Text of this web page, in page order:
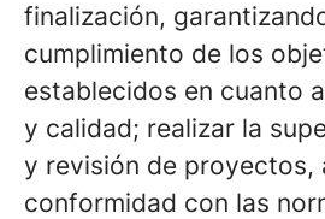
finalización,
cumplimiento de los
establecidos en cuanto
y calidad; realizar la
y revisión de proyectos,
conformidad con las